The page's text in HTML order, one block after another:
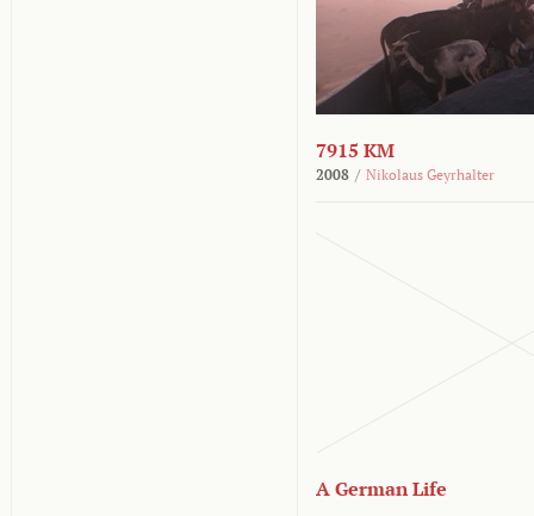
7915 KM
2008 / Nikolaus Geyrhalter
A German Life